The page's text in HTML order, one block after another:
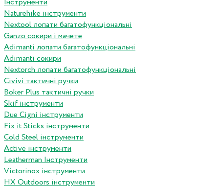
Інструменти
Naturehike інструменти
Nextool лопати багатофункціональні
Ganzo сокири і мачете
Adimanti лопати багатофункціональні
Adimanti сокири
Nextorch лопати багатофункціональні
Сivivi тактичні ручки
Boker Plus тактичні ручки
Skif інструменти
Due Cigni інструменти
Fix it Sticks інструменти
Сold Steel інструменти
Active інструменти
Leatherman Інструменти
Victorinox інструменти
HX Outdoors інструменти